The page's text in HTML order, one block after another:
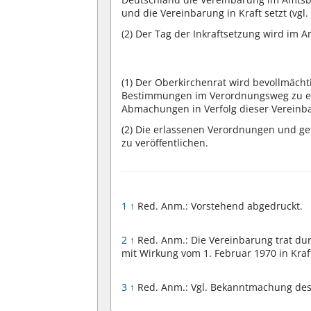
und die Vereinbarung in Kraft setzt
(2) Der Tag der Inkraftsetzung wird im
(1) Der Oberkirchenrat wird
Bestimmungen im Verordnungsweg zu
Abmachungen in Verfolg dieser
(2) Die erlassenen Verordnungen und
zu veröffentlichen.
1 ↑ Red. Anm.: Vorstehend abgedruckt.
2 ↑ Red. Anm.: Die Vereinbarung trat
mit Wirkung vom 1. Februar 1970 in
3 ↑ Red. Anm.: Vgl. Bekanntmachung